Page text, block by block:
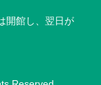
開館し、翌日が